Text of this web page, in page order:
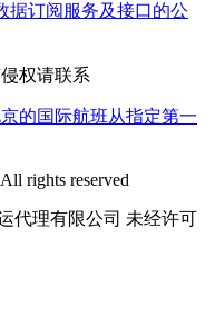
据订阅服务及接口的公
权请联系
的国际航班从指定第一
rights reserved
代理有限公司 未经许可